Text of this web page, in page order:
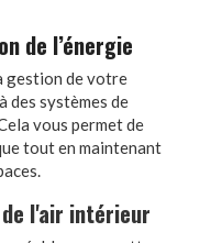
de l’énergie
gestion de votre
des systèmes de
vous permet de
tout en maintenant
l'air intérieur